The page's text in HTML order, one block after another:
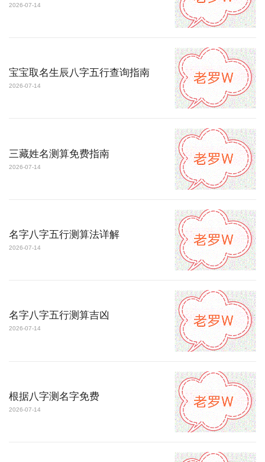
2026-07-14
宝宝取名生辰八字五行查询指南
2026-07-14
三藏姓名测算免费指南
2026-07-14
名字八字五行测算法详解
2026-07-14
名字八字五行测算吉凶
2026-07-14
根据八字测名字免费
2026-07-14